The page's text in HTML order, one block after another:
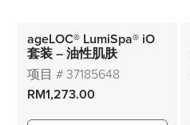
ageLOC® LumiSpa® iO
套装 – 油性肌肤
项目 # 37185648
RM1,273.00